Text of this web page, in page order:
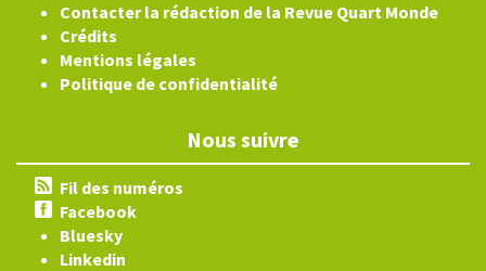
Contacter la rédaction de la Revue Quart Monde
Crédits
Mentions légales
Politique de confidentialité
Nous suivre
Fil des numéros
Facebook
Bluesky
Linkedin